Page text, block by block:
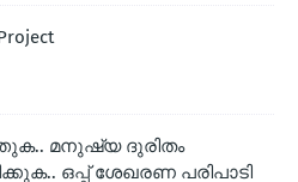
മനുഷ്യ ദുരിതം
ഒപ്പ് ശേഖരണ പരിപാടി